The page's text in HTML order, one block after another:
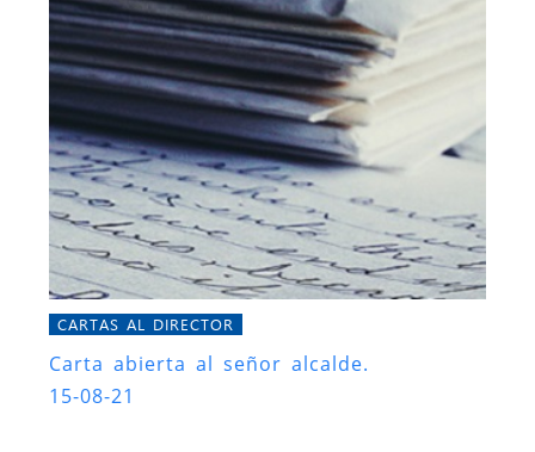
CARTAS AL DIRECTOR
Carta abierta al señor alcalde.
15-08-21